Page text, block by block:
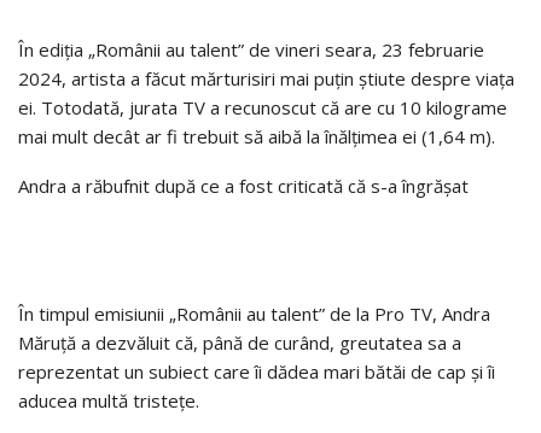
În ediția „Românii au talent” de vineri seara, 23 februarie
2024, artista a făcut mărturisiri mai puțin știute despre viața
ei. Totodată, jurata TV a recunoscut că are cu 10 kilograme
mai mult decât ar fi trebuit să aibă la înălțimea ei (1,64 m).
Andra a răbufnit după ce a fost criticată că s-a îngrășat
În timpul emisiunii „Românii au talent” de la Pro TV, Andra
Măruță a dezvăluit că, până de curând, greutatea sa a
reprezentat un subiect care îi dădea mari bătăi de cap și îi
aducea multă tristețe.